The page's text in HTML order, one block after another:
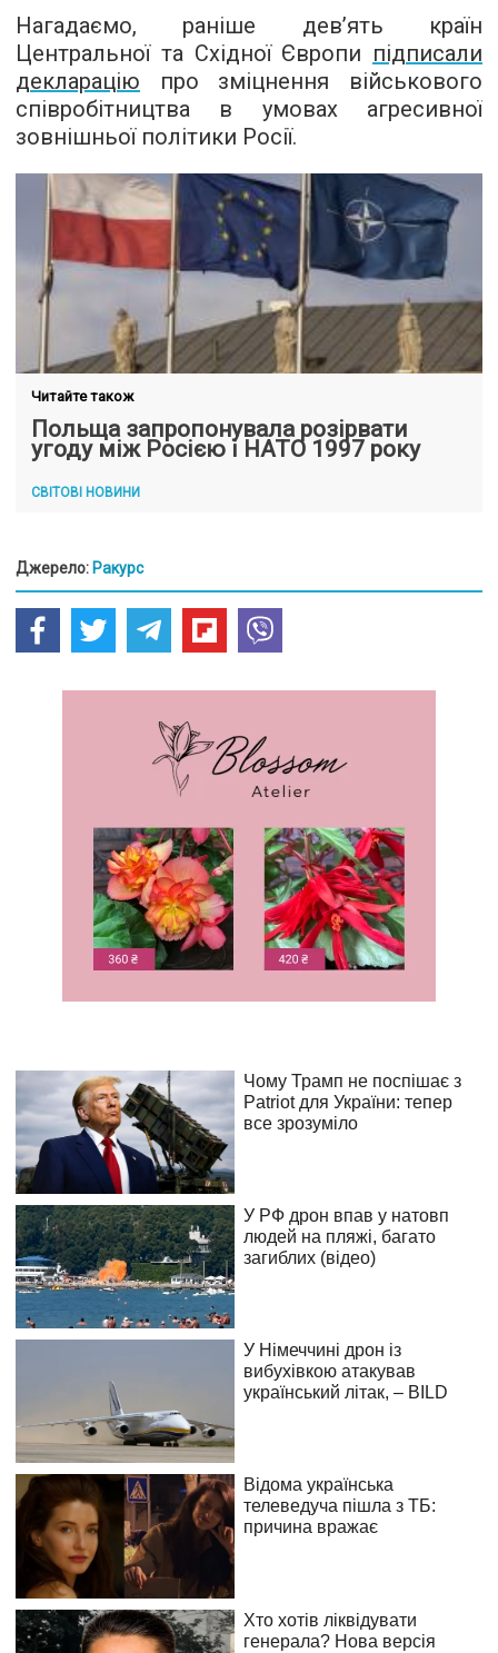
Нагадаємо, раніше дев’ять країн
Центральної та Східної Європи підписали
декларацію про зміцнення військового
співробітництва в умовах агресивної
зовнішньої політики Росії.
Читайте також
Польща запропонувала розірвати
угоду між Росією і НАТО 1997 року
СВІТОВІ НОВИНИ
Джерело: Ракурс